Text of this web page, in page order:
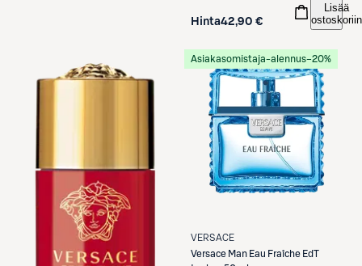
Hinta42,90 €
Lisää
ostoskoriin
Asiakasomistaja-alennus−20%
VERSACE
Versace Man Eau Fraîche EdT